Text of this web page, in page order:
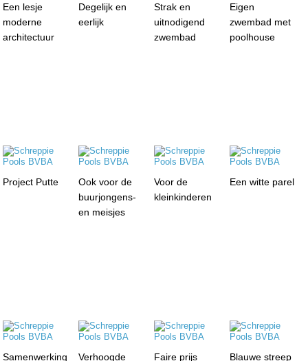
Een lesje
moderne
architectuur
Degelijk en
eerlijk
Strak en
uitnodigend
zwembad
Eigen
zwembad met
poolhouse
Project Putte
Ook voor de
buurjongens-
en meisjes
Voor de
kleinkinderen
Een witte parel
Samenwerking
Verhoogde
Faire prijs Blauwe streep